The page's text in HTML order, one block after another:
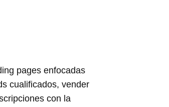
pages enfocadas
cualificados, vender
con la